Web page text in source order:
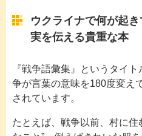
ウクライナで何が起
実を伝える貴重な本
『戦争語彙集』というタイ
争が言葉の意味を180度変え
されています。
たとえば、戦争以前、村に住